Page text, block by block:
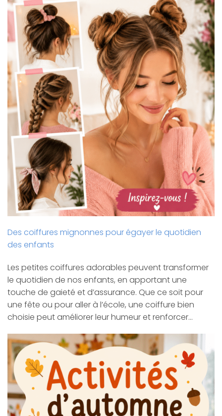
Des coiffures mignonnes pour égayer le quotidien
des enfants
Les petites coiffures adorables peuvent transformer
le quotidien de nos enfants, en apportant une
touche de gaieté et d’assurance. Que ce soit pour
une fête ou pour aller à l’école, une coiffure bien
choisie peut améliorer leur humeur et renforcer…